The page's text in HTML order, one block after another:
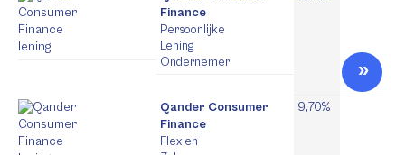
Finance
Persoonlijke
Lening
Ondernemer
Qander Consumer
Finance
Flex en
9,70%